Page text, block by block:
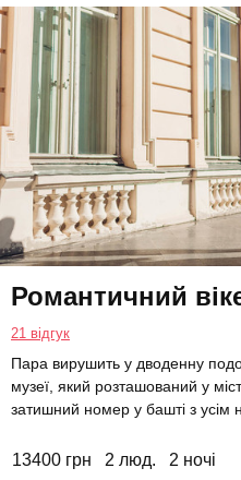
Романтичний
21 відгук
Пара вирушить у дводенну
музеї, який розташований у
затишний номер у башті з усім
13400 грн 2 люд. 2 ночі